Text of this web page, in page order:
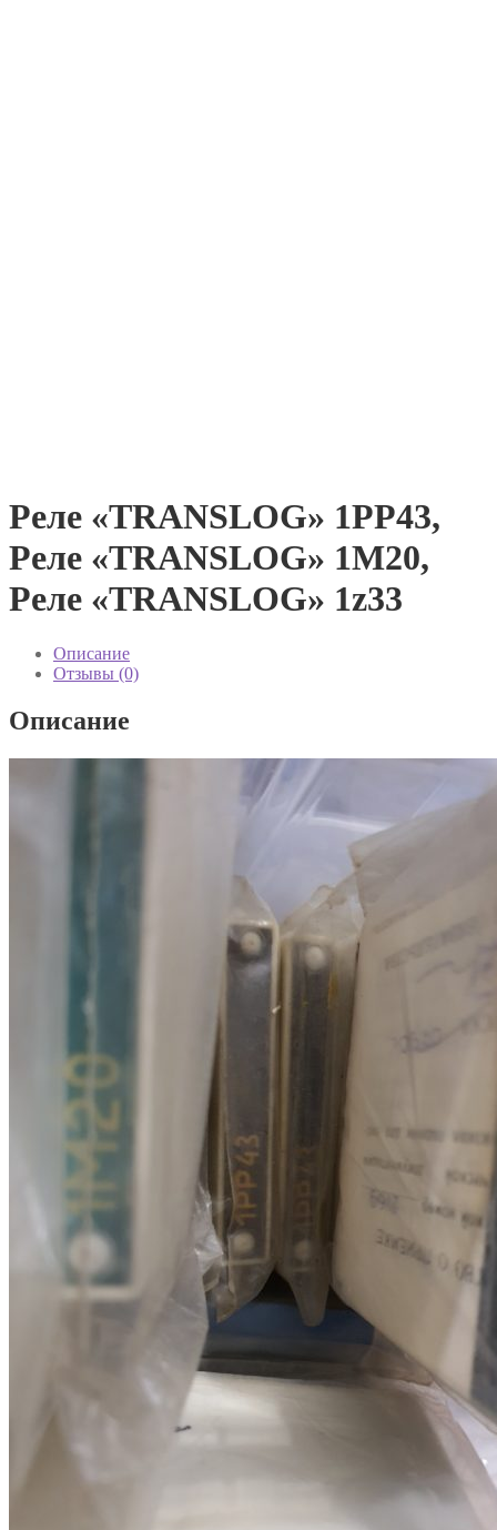
Реле «TRANSLOG» 1РР43,
Реле «TRANSLOG» 1M20,
Реле «TRANSLOG» 1z33
Описание
Отзывы (0)
Описание